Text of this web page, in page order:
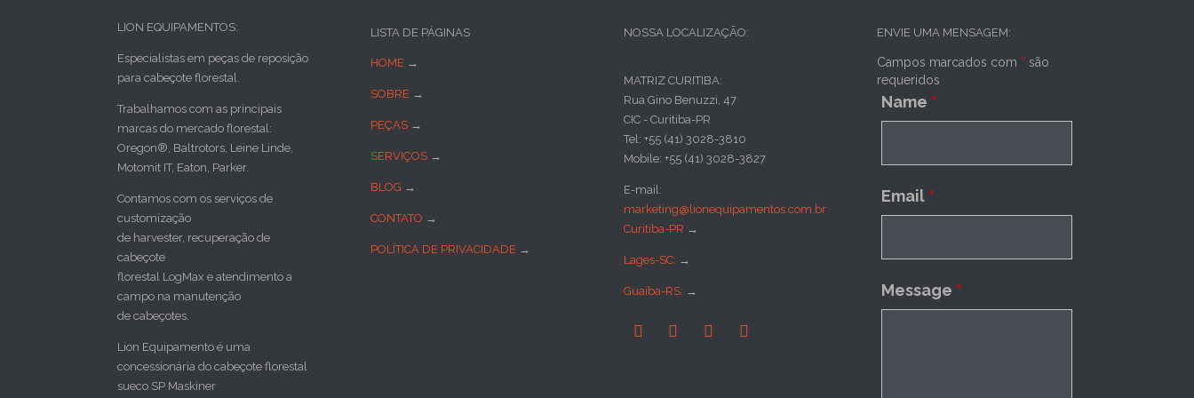
LION EQUIPAMENTOS:
Especialistas em peças de reposição
para cabeçote florestal.
Trabalhamos com as principais
marcas do mercado florestal:
Oregon®, Baltrotors, Leine Linde,
Motomit IT, Eaton, Parker.
Contamos com os serviços de
customização
de harvester, recuperação de
cabeçote
florestal LogMax e atendimento a
campo na manutenção
de cabeçotes.
Lion Equipamento é uma
concessionária do cabeçote florestal
sueco SP Maskiner
LISTA DE PÁGINAS
HOME →
SOBRE →
PEÇAS →
SERVIÇOS →
BLOG →
CONTATO →
POLÍTICA DE PRIVACIDADE →
NOSSA LOCALIZAÇÃO:
MATRIZ CURITIBA:
Rua Gino Benuzzi, 47
CIC - Curitiba-PR
Tel: +55 (41) 3028-3810
Mobile: +55 (41) 3028-3827
E-mail:
marketing@lionequipamentos.com.br
Curitiba-PR →
Lages-SC: →
Guaíba-RS: →
   
ENVIE UMA MENSAGEM:
Campos marcados com * são
requeridos
Name *
Email *
Message *